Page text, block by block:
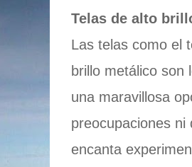
Telas de alto
Las telas como el
brillo metálico son
una maravillosa
preocupaciones ni
encanta